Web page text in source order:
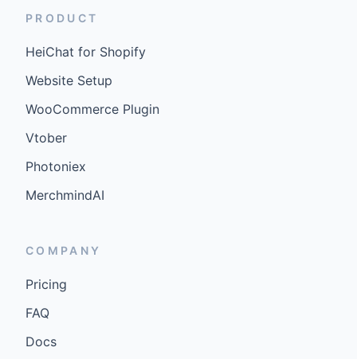
PRODUCT
HeiChat for Shopify
Website Setup
WooCommerce Plugin
Vtober
Photoniex
MerchmindAI
COMPANY
Pricing
FAQ
Docs